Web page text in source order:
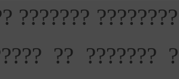
?????? ?